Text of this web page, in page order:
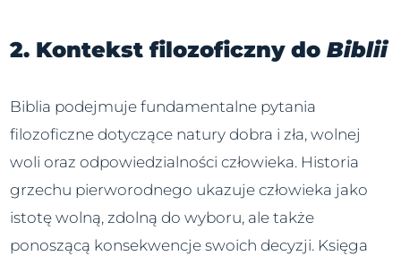
2. Kontekst filozoficzny do Biblii
Biblia podejmuje fundamentalne pytania
filozoficzne dotyczące natury dobra i zła, wolnej
woli oraz odpowiedzialności człowieka. Historia
grzechu pierworodnego ukazuje człowieka jako
istotę wolną, zdolną do wyboru, ale także
ponoszącą konsekwencje swoich decyzji. Księga